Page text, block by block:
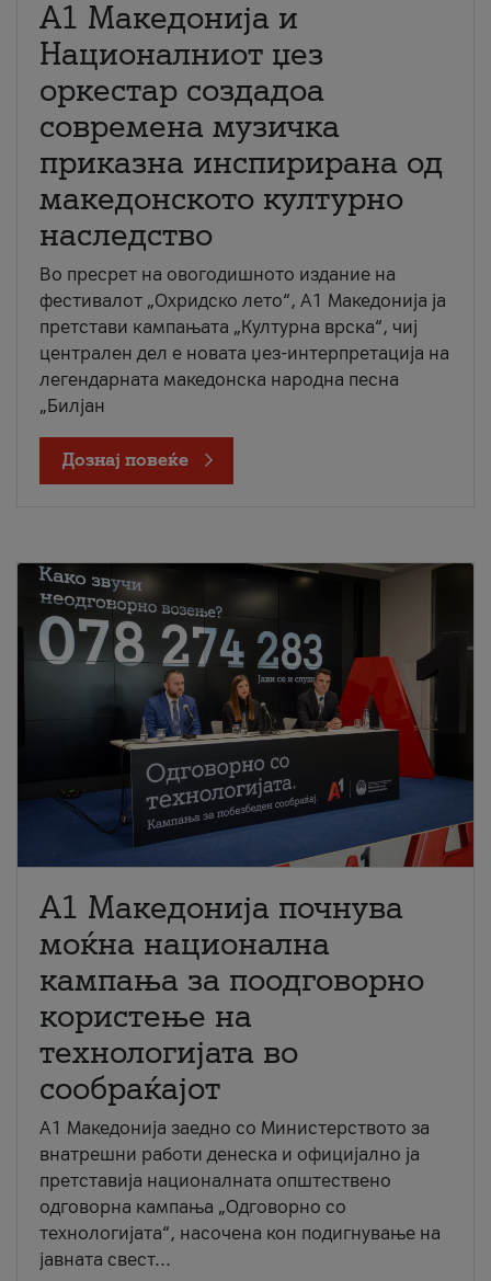
А1 Македонија и
Националниот џез
оркестар создадоа
современа музичка
приказна инспирирана од
македонското културно
наследство
Во пресрет на овогодишното издание на
фестивалот „Охридско лето“, А1 Македонија ја
претстави кампањата „Културна врска“, чиј
централен дел е новата џез-интерпретација на
легендарната македонска народна песна
„Билјан
Дознај повеќе
A1 Македонија почнува
моќна национална
кампања за поодговорно
користење на
технологијата во
сообраќајот
A1 Македонија заедно со Министерството за
внатрешни работи денеска и официјално ја
претставија националната општествено
одговорна кампања „Одговорно со
технологијата“, насочена кон подигнување на
јавната свест...